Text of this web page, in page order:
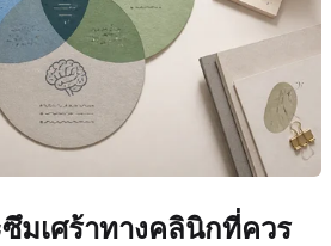
มเศร้าทางคลินิกที่ควร